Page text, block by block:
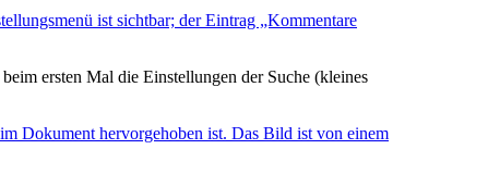
ersten Mal die Einstellungen der Suche (kleines